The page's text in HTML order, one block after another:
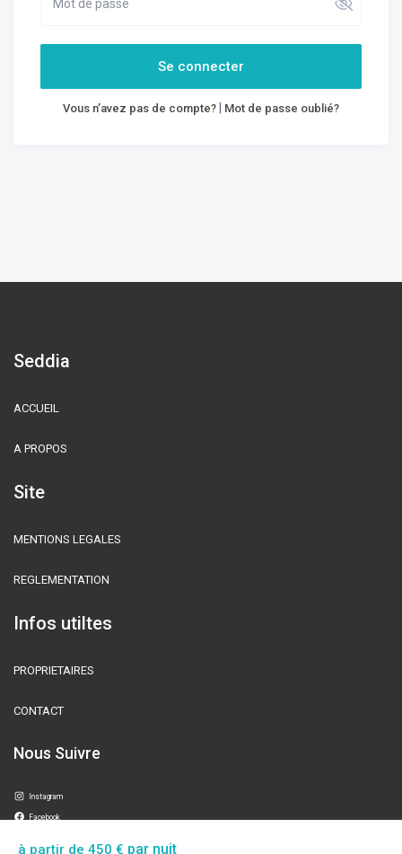
Se connecter
Vous n’avez pas de compte? Mot de passe oublié?
Seddia
ACCUEIL
A PROPOS
Site
MENTIONS LEGALES
REGLEMENTATION
Infos utiltes
PROPRIETAIRES
CONTACT
Nous Suivre
Instagram
Facebook
à partir de 450 € par nuit